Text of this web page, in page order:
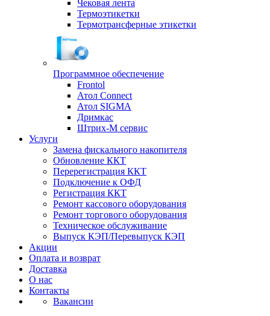
Чековая лента
Термоэтикетки
Термотрансферные этикетки
Программное обеспечение
Frontol
Атол Connect
Атол SIGMA
Дримкас
Штрих-М сервис
Услуги
Замена фискального накопителя
Обновление ККТ
Перерегистрация ККТ
Подключение к ОФД
Регистрация ККТ
Ремонт кассового оборудования
Ремонт торгового оборудования
Техническое обслуживание
Выпуск КЭП/Перевыпуск КЭП
Акции
Оплата и возврат
Доставка
О нас
Контакты
Вакансии